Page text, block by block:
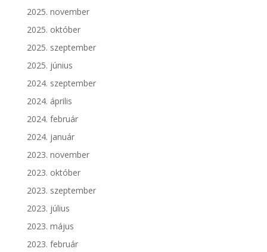
2025. november
2025. október
2025. szeptember
2025. június
2024. szeptember
2024. április
2024. február
2024. január
2023. november
2023. október
2023. szeptember
2023. július
2023. május
2023. február